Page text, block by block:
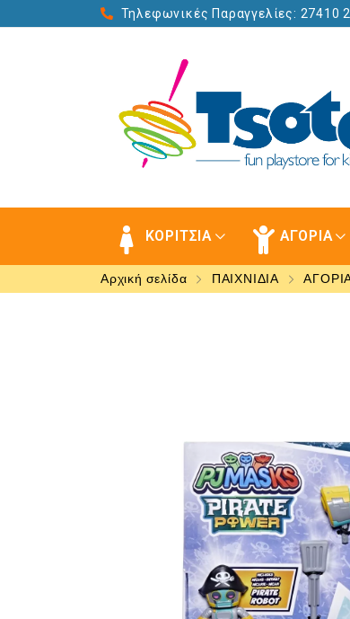
Τηλεφωνικές Παραγγελίες: 27410
ΚΟΡΙΤΣΙΑ ΑΓΟΡΙΑ
Αρχική σελίδα ΠΑΙΧΝΙΔΙΑ